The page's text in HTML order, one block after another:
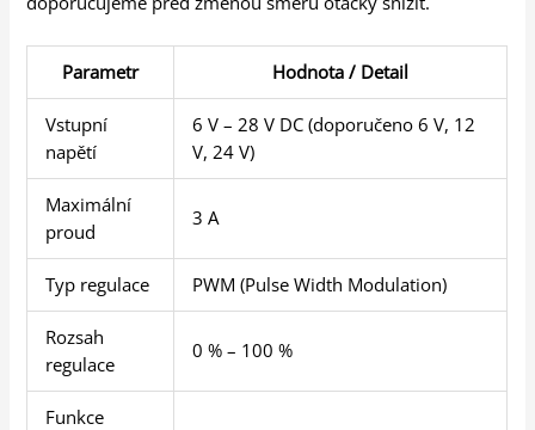
Parametr Hodnota / Detail
Vstupní
napětí
6 V – 28 V DC (doporučeno 6 V, 12
V, 24 V)
Maximální
proud
3 A
Typ regulace PWM (Pulse Width Modulation)
Rozsah
regulace
0 % – 100 %
Funkce